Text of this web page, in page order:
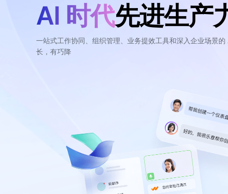
AI 时代先进生产
一站式工作协同、组织管理、业务提效工具和深入企业场景
长，有巧降